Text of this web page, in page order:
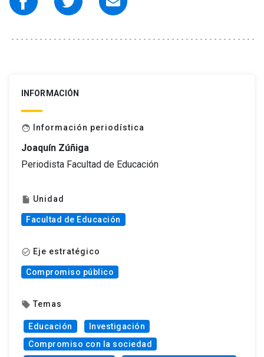
INFORMACIÓN
face Información periodística
Joaquín Zúñiga
Periodista Facultad de Educación
insert_drive_file Unidad
Facultad de Educación
check_circle_outline Eje estratégico
Compromiso público
local_offer Temas
Educación
Investigación
Compromiso con la sociedad